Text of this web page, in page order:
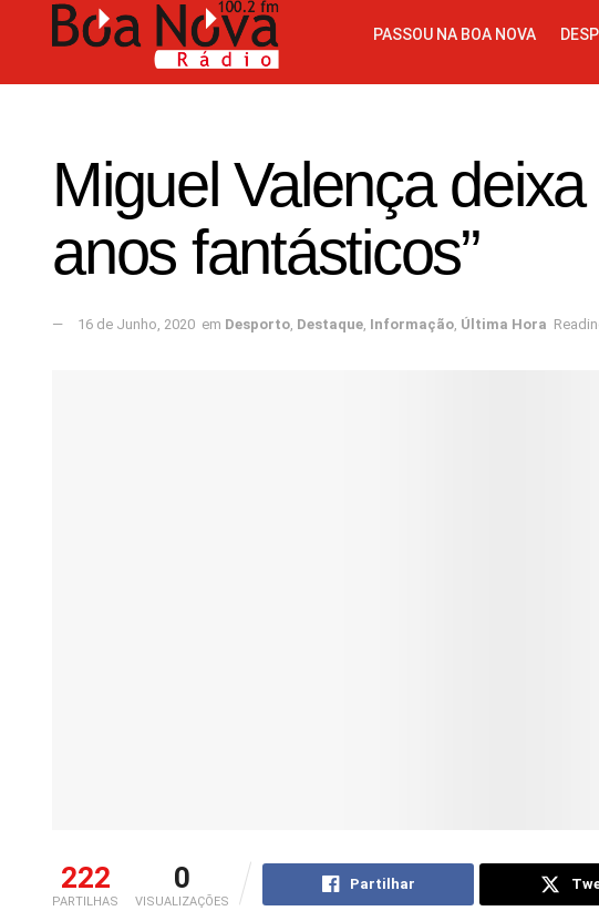
PASSOU NA BOA NOVA
Miguel Valença
anos fantásticos”
16 de Junho, 2020 em Desporto, Destaque, Informação, Última Hora
222
PARTILHAS
0
VISUALIZAÇÕES
Partilhar